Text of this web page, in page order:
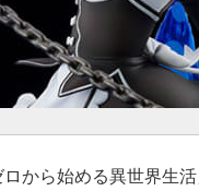
から始める異世界生